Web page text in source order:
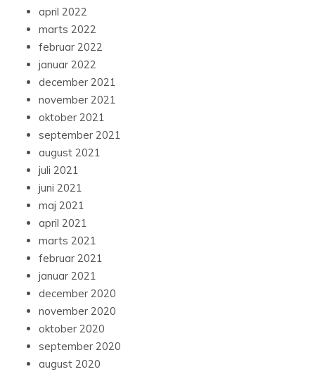
april 2022
marts 2022
februar 2022
januar 2022
december 2021
november 2021
oktober 2021
september 2021
august 2021
juli 2021
juni 2021
maj 2021
april 2021
marts 2021
februar 2021
januar 2021
december 2020
november 2020
oktober 2020
september 2020
august 2020